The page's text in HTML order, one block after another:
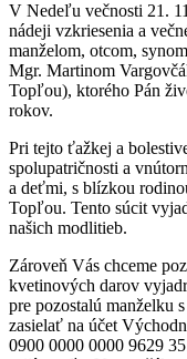
V Nedeľu večnosti 21.
nádeji vzkriesenia a
manželom, otcom,
Mgr. Martinom
Topľou), ktorého Pán
rokov.
Pri tejto ťažkej a
spolupatričnosti a
a deťmi, s blízkou
Topľou. Tento súcit
našich modlitieb.
Zároveň Vás chceme
kvetinových darov
pre pozostalú manželku
zasielať na účet
0900 0000 0000 9629